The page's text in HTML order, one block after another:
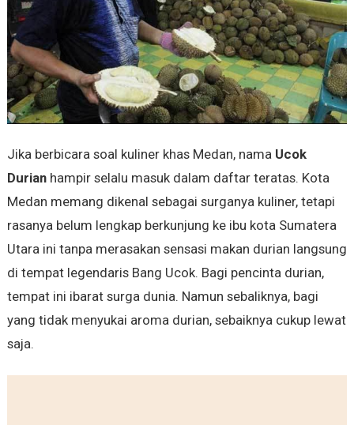
Jika berbicara soal kuliner khas Medan, nama Ucok
Durianhampir selalu masuk dalam daftar teratas. Kota
Medan memang dikenal sebagai surganya kuliner, tetapi
rasanya belum lengkap berkunjung ke ibu kota Sumatera
Utara ini tanpa merasakan sensasi makan durian langsung
di tempat legendaris Bang Ucok. Bagi pencinta durian,
tempat ini ibarat surga dunia. Namun sebaliknya, bagi
yang tidak menyukai aroma durian, sebaiknya cukup lewat
saja.